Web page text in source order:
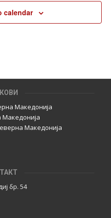
calendar
Македонија
Македонија
бр. 54